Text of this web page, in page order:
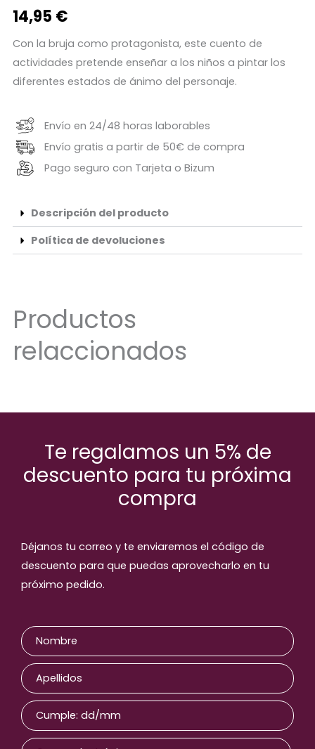
14,95 €
Con la bruja como protagonista, este cuento de
actividades pretende enseñar a los niños a pintar los
diferentes estados de ánimo del personaje.
Envío en 24/48 horas laborables
Envío gratis a partir de 50€ de compra
Pago seguro con Tarjeta o Bizum
Descripción del producto
Política de devoluciones
Productos
relaccionados
Te regalamos un 5% de
descuento para tu próxima
compra
Déjanos tu correo y te enviaremos el código de
descuento para que puedas aprovecharlo en tu
próximo pedido.